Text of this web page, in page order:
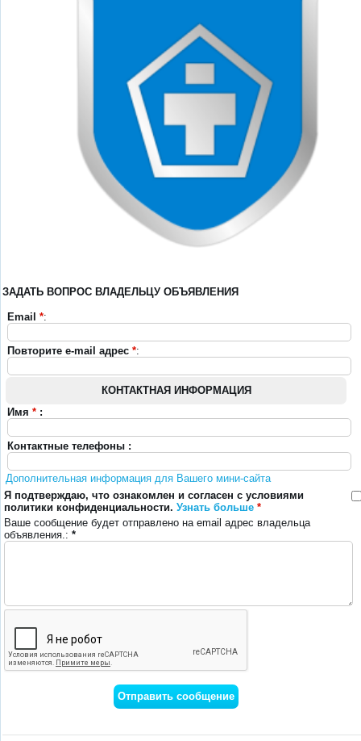
ЗАДАТЬ ВОПРОС ВЛАДЕЛЬЦУ ОБЪЯВЛЕНИЯ
Email *:
Повторите e-mail адрес *:
КОНТАКТНАЯ ИНФОРМАЦИЯ
Имя * :
Контактные телефоны :
Дополнительная информация для Вашего мини-сайта
Я подтверждаю, что ознакомлен и согласен с условиями
политики конфиденциальности. Узнать больше *
Ваше сообщение будет отправлено на email адрес владельца
объявления.: *